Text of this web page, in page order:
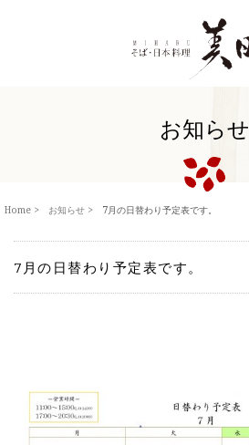
お知らせ
Home お知らせ 7月の日替わり予定表です。
7月の日替わり予定表です。